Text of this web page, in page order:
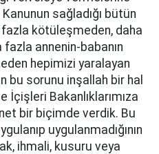
sağladığı bütün
kötüleşmeden, daha
annenin-babanın
hepimizi yaralayan
bu sorunu inşallah bir hal
İçişleri Bakanlıklarımıza
bir biçimde verdik. Bu
uygulanmadığının
ihmali, kusuru veya